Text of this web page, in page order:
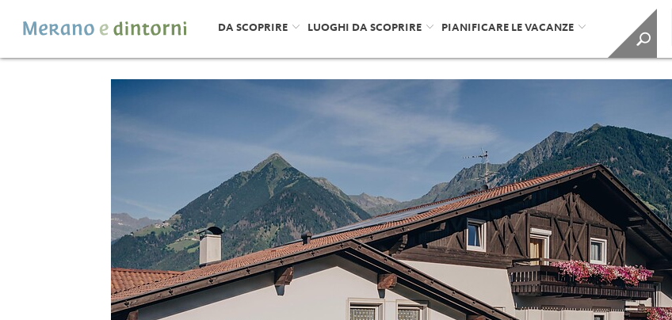
DA SCOPRIRE LUOGHI DA SCOPRIRE PIANIFICARE LE VACANZE